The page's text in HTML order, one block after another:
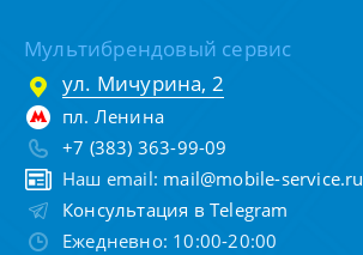
Мультибрендовый сервис
ул. Мичурина, 2
пл. Ленина
+7 (383) 363-99-09
Наш email: mail@mobile-service.ru
Консультация в Telegram
Ежедневно: 10:00-20:00